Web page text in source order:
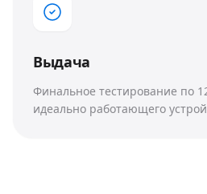
Выдача
Финальное тестирование по
идеально работающего